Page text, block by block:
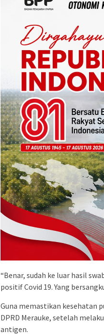
“Benar, sudah ke luar hasil
positif Covid 19. Yang
Guna memastikan kesehatan
DPRD Merauke, setelah
antigen.